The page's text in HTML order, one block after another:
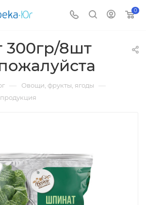
0
8шт
— Овощи, фрукты, ягоды —